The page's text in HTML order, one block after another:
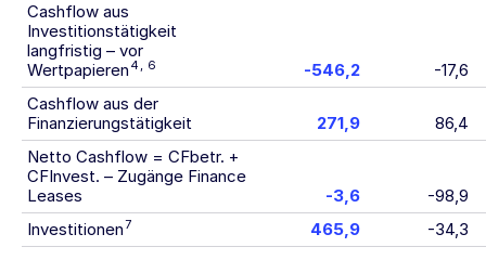
Cashflow aus
Investitionstätigkeit
langfristig – vor
Wertpapieren 4 , 6 -546,2
-17,6
Cashflow aus der
Finanzierungstätigkeit
271,9
86,4
Netto Cashflow = CFbetr. +
CFInvest. – Zugänge Finance
Leases
-3,6
-98,9
Investitionen7 465,9 -34,3